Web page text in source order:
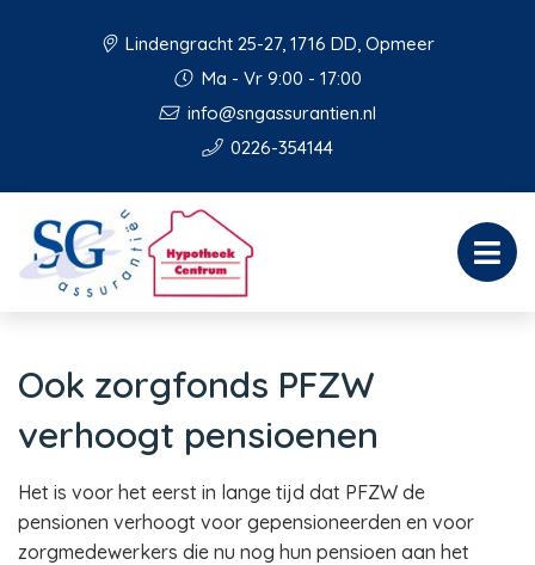
Lindengracht 25-27, 1716 DD, Opmeer
Ma - Vr 9:00 - 17:00
info@sngassurantien.nl
0226-354144
Ook zorgfonds PFZW
verhoogt pensioenen
Het is voor het eerst in lange tijd dat PFZW de
pensionen verhoogt voor gepensioneerden en voor
zorgmedewerkers die nu nog hun pensioen aan het